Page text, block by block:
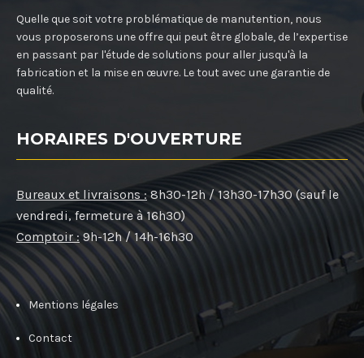
Quelle que soit votre problématique de manutention, nous
vous proposerons une offre qui peut être globale, de l’expertise
en passant par l'étude de solutions pour aller jusqu'à la
fabrication et la mise en œuvre. Le tout avec une garantie de
qualité.
HORAIRES D'OUVERTURE
Bureaux et livraisons : 8h30-12h / 13h30-17h30 (sauf le
vendredi, fermeture à 16h30)
Comptoir : 9h-12h / 14h-16h30
Mentions légales
Contact